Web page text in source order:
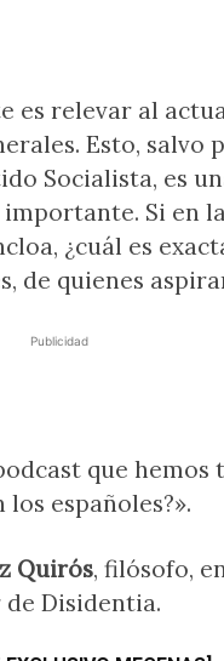
es relevar al
Esto, salvo
Socialista, es
Si en
¿cuál es
de quienes
Publicidad
que hemos
españoles?».
Quirós, filósofo,
Disidentia.